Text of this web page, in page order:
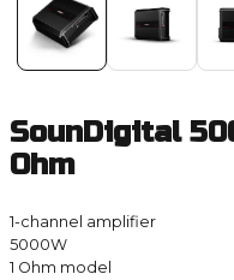
SounDigital
Ohm
1-channel amplifier
5000W
1 Ohm model